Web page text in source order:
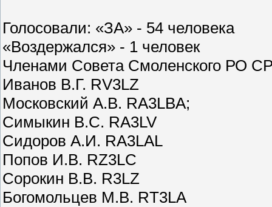
Голосовали: «ЗА» - 54 человека
«Воздержался» - 1 человек
Членами Совета Смоленского РО
Иванов В.Г. RV3LZ
Московский А.В. RA3LBA;
Симыкин В.С. RA3LV
Сидоров А.И. RA3LAL
Попов И.В. RZ3LC
Сорокин В.В. R3LZ
Богомольцев М.В. RT3LA